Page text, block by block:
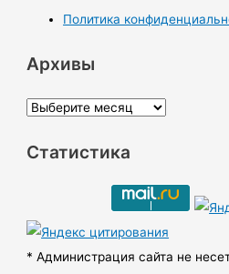
Политика
Архивы
А
х
ы
Статистика
* Администрация сайта не